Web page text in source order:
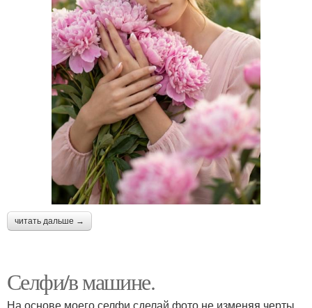
читать дальше →
Селфи/в машине.